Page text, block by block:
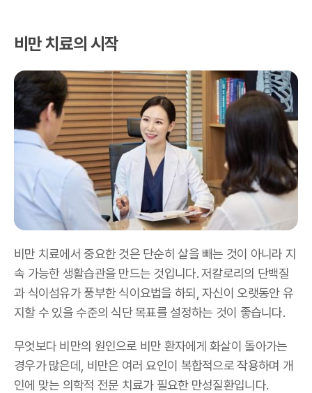
비만 치료의 시작
비만 치료에서 중요한 것은 단순히 살을 빼는 것이 아니라 지
속 가능한 생활습관을 만드는 것입니다.저칼로리의 단백질
과 식이섬유가 풍부한 식이요법을 하되
,자신이 오랫동안 유
지할 수 있을 수준의 식단 목표를 설정하는 것이 좋습니다.
무엇보다 비만의 원인으로 비만 환자에게 화살이 돌아가는
경우가 많은데
비만은 여러 요인이 복합적으로 작용하며 개
인에 맞는 의학적 전문 치료가 필요한 만성질환입니다.